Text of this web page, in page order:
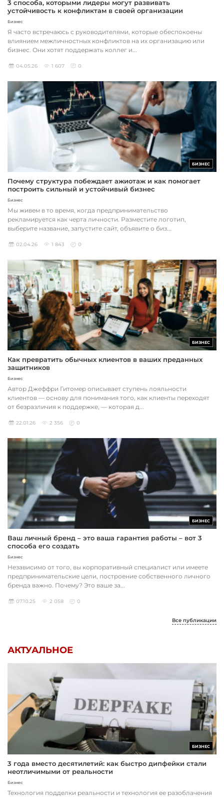
3 способа, которыми лидеры могут развивать
устойчивость к конфликтам в своей организации
Бизнес
Я часто встречаюсь с руководителями, которые обеспокоены
влиянием межличностных конфликтов на их организацию или
бизнес. Они хотят поддержать коллег и...
04.05.26 1 607 0
БИЗНЕС
Почему структура побеждает ажиотаж и как помогает
построить сильный и устойчивый бизнес
Бизнес
Мы живем в то время, когда предпринимательство
рекламируется как черта личности. Разместите логотип,
выберите название, запустите сайт, объявите о биз...
02.04.26 1 843 0
БИЗНЕС
Как превратить обычных клиентов в ваших преданных
защитников
Бизнес
Автор Джеффри Гитомер описывает ступень лояльности
клиентов — основу для понимания того, как клиенты переходят
от безразличия к поддержке, — которая д...
22.01.26 2 356 0
БИЗНЕС
Ваш личный бренд – это ваша гарантия работы – вот 3
способа его создать
Бизнес
Независимо от того, вы корпоративный специалист или имеете
предпринимательские цели, построение собственного личного
бренда важно. Почему? Это ваше за...
07.10.25 2 058 0
Все публикации
АКТУАЛЬНОЕ
БИЗНЕС
3 года вместо десятилетий: как быстро дипфейки стали
неотличимыми от реальности
Бизнес
Технология подделки реальности и технология ее разоблачения